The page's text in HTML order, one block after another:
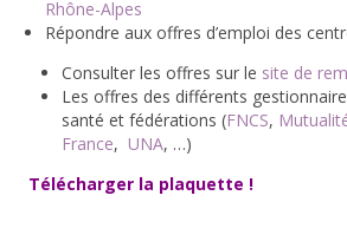
Rhône-Alpes
Répondre aux offres d’emploi des
Consulter les offres sur le site de
Les offres des différents
santé et fédérations (FNCS,
France, UNA, …)
Télécharger la plaquette !